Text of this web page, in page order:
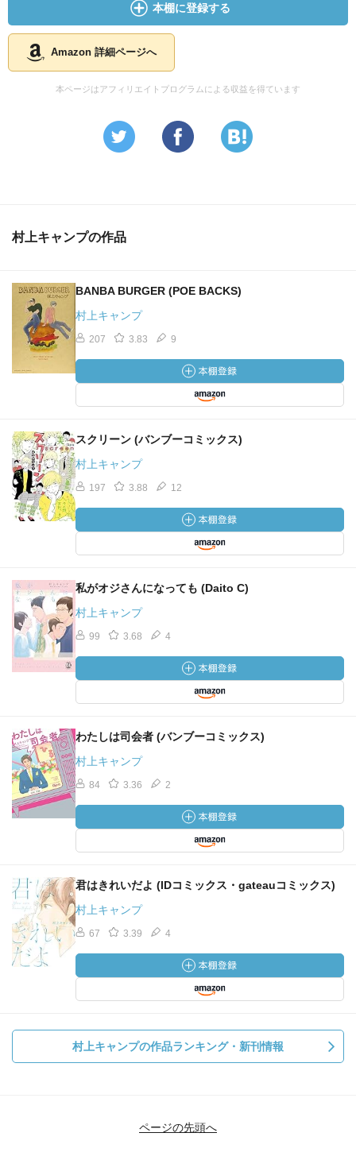
本棚に登録する
Amazon 詳細ページへ
本ページはアフィリエイトプログラムによる収益を得ています
村上キャンプの作品
BANBA BURGER (POE BACKS)
村上キャンプ
207 3.83 9
スクリーン (バンブーコミックス)
村上キャンプ
197 3.88 12
私がオジさんになっても (Daito C)
村上キャンプ
99 3.68 4
わたしは司会者 (バンブーコミックス)
村上キャンプ
84 3.36 2
君はきれいだよ (IDコミックス・gateauコミックス)
村上キャンプ
67 3.39 4
村上キャンプの作品ランキング・新刊情報
ページの先頭へ